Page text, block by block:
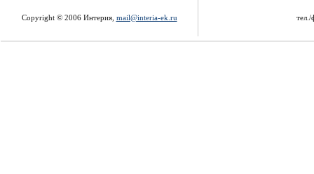
Copyright © 2006 Интерия, mail@interia-ek.ru